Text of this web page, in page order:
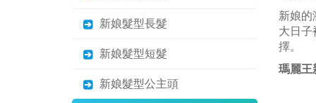
新娘髮型長髮
新娘髮型短髮
新娘髮型公主頭
新娘的
大日子
擇。
瑪麗王